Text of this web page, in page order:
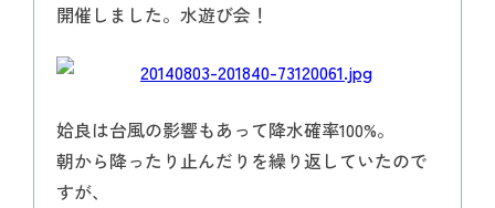
開催しました。水遊び会！
姶良は台風の影響もあって降水確率100%。
朝から降ったり止んだりを繰り返していたので
すが、